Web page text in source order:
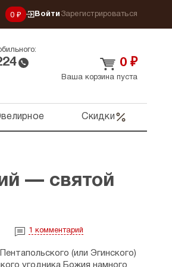
0 ₽ Войти Зарегистрироваться
0 ₽
Ваша корзина пуста
Скидки
— святой
1 комментарий
(или Эгинского)
угодника Божия намного